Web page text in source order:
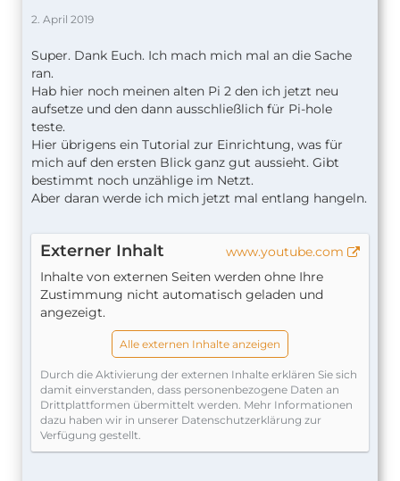
2. April 2019
Super. Dank Euch. Ich mach mich mal an die Sache
ran.
Hab hier noch meinen alten Pi 2 den ich jetzt neu
aufsetze und den dann ausschließlich für Pi-hole
teste.
Hier übrigens ein Tutorial zur Einrichtung, was für
mich auf den ersten Blick ganz gut aussieht. Gibt
bestimmt noch unzählige im Netzt.
Aber daran werde ich mich jetzt mal entlang hangeln.
Externer Inhalt
www.youtube.com
Inhalte von externen Seiten werden ohne Ihre
Zustimmung nicht automatisch geladen und
angezeigt.
Alle externen Inhalte anzeigen
Durch die Aktivierung der externen Inhalte erklären Sie sich
damit einverstanden, dass personenbezogene Daten an
Drittplattformen übermittelt werden. Mehr Informationen
dazu haben wir in unserer Datenschutzerklärung zur
Verfügung gestellt.